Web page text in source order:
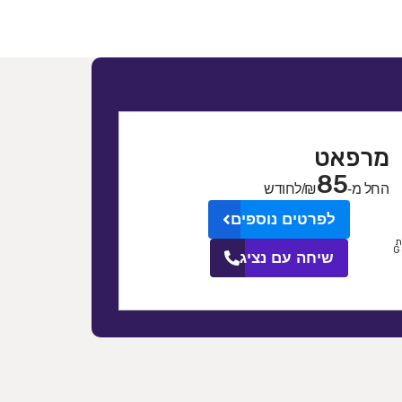
מרפאט
החל מ-85₪/לחודש
לפרטים נוספים
שיחה עם נציג